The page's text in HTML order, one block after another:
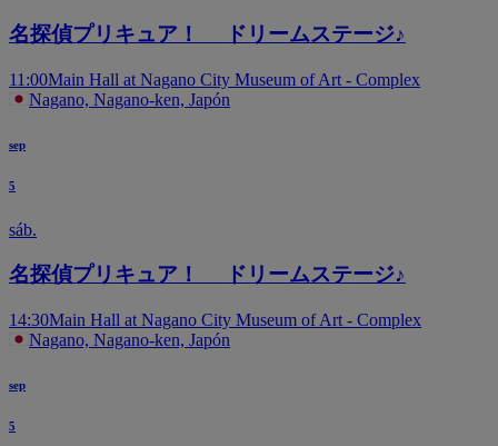
名探偵プリキュア！ ドリームステージ♪
11:00Main Hall at Nagano City Museum of Art - Complex
Nagano, Nagano-ken, Japón
sep
5
sáb.
名探偵プリキュア！ ドリームステージ♪
14:30Main Hall at Nagano City Museum of Art - Complex
Nagano, Nagano-ken, Japón
sep
5